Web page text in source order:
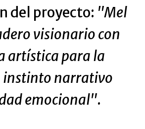
del proyecto: "Mel
visionario con
artística para la
instinto narrativo
emocional".